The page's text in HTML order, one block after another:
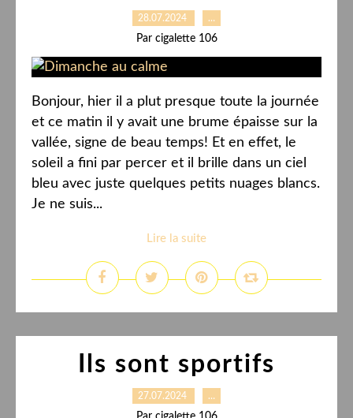
28.07.2024 …
Par cigalette 106
Bonjour, hier il a plut presque toute la journée
et ce matin il y avait une brume épaisse sur la
vallée, signe de beau temps! Et en effet, le
soleil a fini par percer et il brille dans un ciel
bleu avec juste quelques petits nuages blancs.
Je ne suis...
Lire la suite
Ils sont sportifs
27.07.2024 …